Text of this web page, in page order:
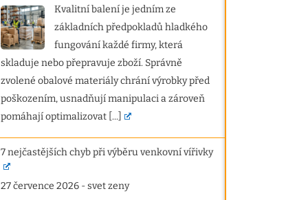
Kvalitní balení je jedním ze
základních předpokladů hladkého
fungování každé firmy, která
skladuje nebo přepravuje zboží. Správně
zvolené obalové materiály chrání výrobky před
poškozením, usnadňují manipulaci a zároveň
pomáhají optimalizovat [...]
7 nejčastějších chyb při výběru venkovní vířivky
27 července 2026 -svet zeny